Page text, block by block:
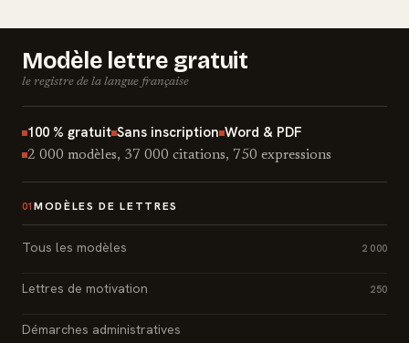
Modèle lettre gratuit
le registre de la langue française
100 % gratuit Sans inscription Word & PDF
2 000 modèles, 37 000 citations, 750 expressions
01 MODÈLES DE LETTRES
Tous les modèles 2 000
Lettres de motivation 250
Démarches administratives